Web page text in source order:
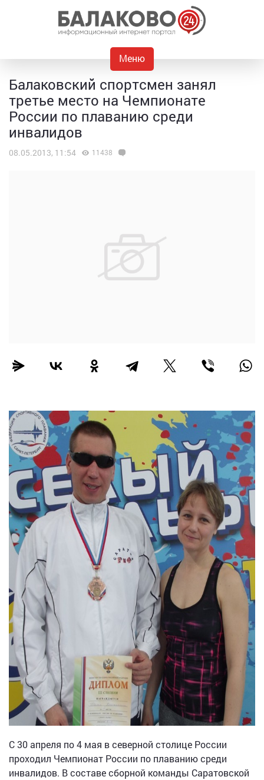
Меню
Балаковский спортсмен занял
третье место на Чемпионате
России по плаванию среди
инвалидов
08.05.2013, 11:54 11438
С 30 апреля по 4 мая в северной столице России
проходил Чемпионат России по плаванию среди
инвалидов. В составе сборной команды Саратовской